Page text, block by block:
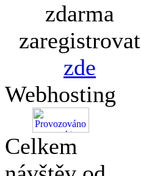
zdarma
zaregistrovat
zde
Webhosting
Celkem